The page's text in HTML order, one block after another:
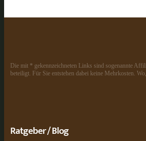
Die mit * gekennzeichneten Links sind sogenannte
beteiligt. Für Sie entstehen dabei keine Mehrkosten.
Ratgeber / Blog